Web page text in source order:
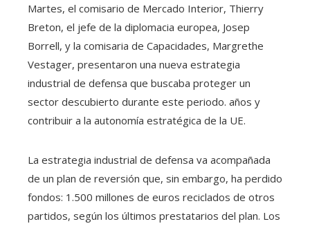
Martes, el comisario de Mercado Interior, Thierry
Breton, el jefe de la diplomacia europea, Josep
Borrell, y la comisaria de Capacidades, Margrethe
Vestager, presentaron una nueva estrategia
industrial de defensa que buscaba proteger un
sector descubierto durante este periodo. años y
contribuir a la autonomía estratégica de la UE.
La estrategia industrial de defensa va acompañada
de un plan de reversión que, sin embargo, ha perdido
fondos: 1.500 millones de euros reciclados de otros
partidos, según los últimos prestatarios del plan. Los